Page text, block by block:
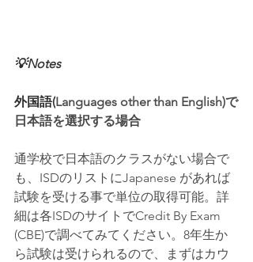
💡Notes
外国語(Languages other than English)で
日本語を選択する場合
通学校で日本語のクラスがない場合で
も、ISDのリストにJapanese があれば
試験を受ける事で単位の取得可能。詳
細は各ISDのサイトでCredit By Exam
(CBE)で調べてみてください。8年生か
ら試験は受けられるので、まずはカウ